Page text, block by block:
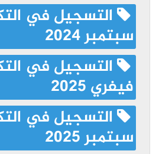
التسجيل في
سبتمبر 2024
التسجيل في
فيفري 2025
التسجيل في
سبتمبر 2025